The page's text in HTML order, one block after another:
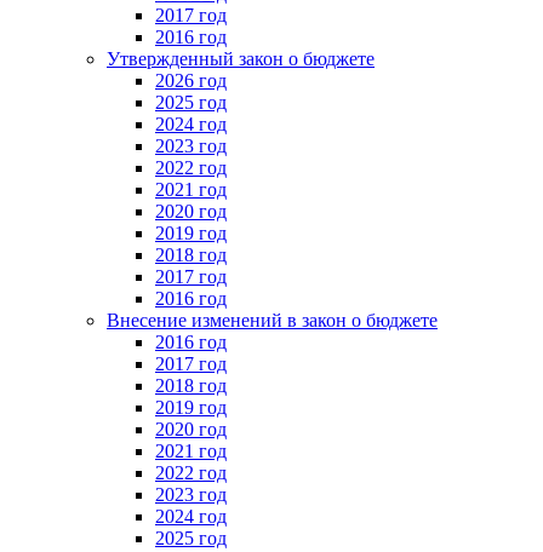
2017 год
2016 год
Утвержденный закон о бюджете
2026 год
2025 год
2024 год
2023 год
2022 год
2021 год
2020 год
2019 год
2018 год
2017 год
2016 год
Внесение изменений в закон о бюджете
2016 год
2017 год
2018 год
2019 год
2020 год
2021 год
2022 год
2023 год
2024 год
2025 год